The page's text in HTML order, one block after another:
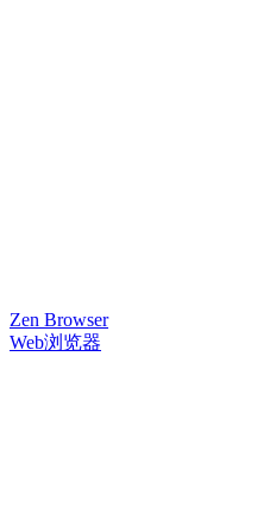
Zen Browser
Web浏览器